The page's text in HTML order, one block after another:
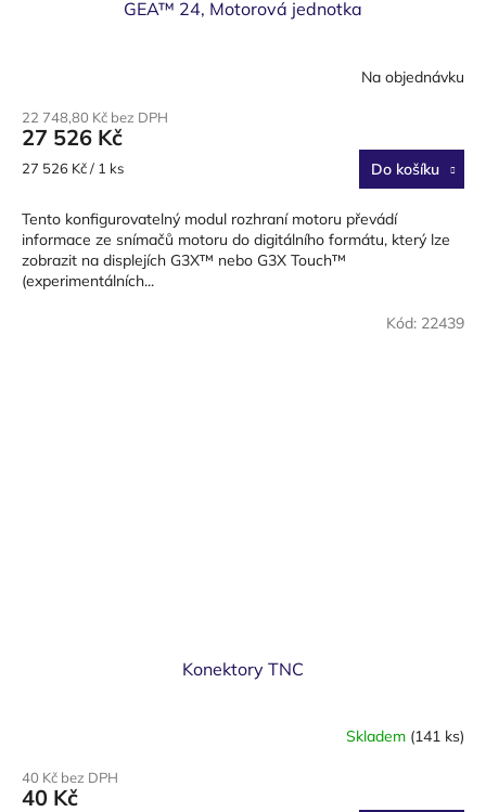
GEA™ 24, Motorová jednotka
Na objednávku
22 748,80 Kč bez DPH
27 526 Kč
Měrná
27 526 Kč / 1 ks Do košíku
Tento konfigurovatelný modul rozhraní motoru převádí
informace ze snímačů motoru do digitálního formátu, který lze
zobrazit na displejích G3X™ nebo G3X Touch™
(experimentálních...
Konektory TNC
Skladem (141 ks)
40 Kč bez DPH
40 Kč
Kód: 22439